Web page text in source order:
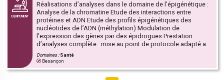
EQUIPEMENT
Réalisations d’analyses dans le domaine de l’épigénétique :
Analyse de la chromatine Etude des interactions entre
protéines et ADN Etude des profils épigénétiques des
nucléotides de l’ADN (méthylation) Modulation de
l’expression des gènes par des épidrogues Prestation
d’analyses complète : mise au point de protocole adapté aux
différentes problématiques, préparation des échantillons,
réalisation de librairies, analyse de l’épigénome. IPStar :
équipement de pointe pour l’automatisation de la
préparation d’échantillons épigénétiques et la bibliothèque
Domaines :Santé
Besançon